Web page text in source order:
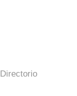
Directorio